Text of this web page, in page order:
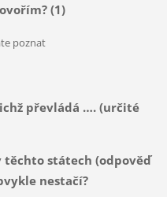
(1)
poznat
převládá …. (určité
státech (odpověď
nestačí?